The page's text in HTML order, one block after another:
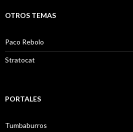
OTROS TEMAS
Paco Rebolo
Stratocat
PORTALES
Tumbaburros